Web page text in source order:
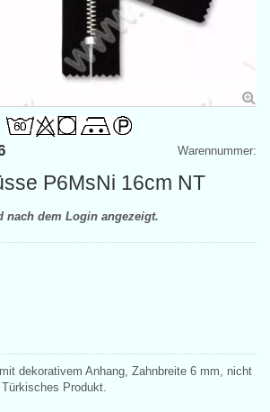
Warennummer:
P6MsNi 16cm NT
nach dem Login angezeigt.
dekorativem Anhang, Zahnbreite 6 mm, nicht
Produkt.